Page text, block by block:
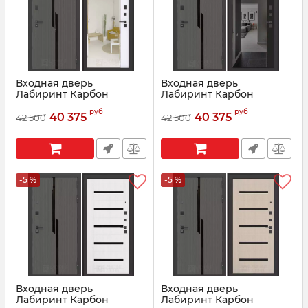
Входная дверь
Лабиринт Карбон
(CARBON) - Зеркало
Панорама Белый софт
Артикул: 0095113
42 500 40 375 руб
Входная дверь
Лабиринт Карбон
(CARBON) - Зеркало
Панорама с тонировкой
Артикул: 10060
42 500 40 375 руб
-5 %
Входная дверь
Лабиринт Карбон
-5 %
Входная дверь
Лабиринт Карбон